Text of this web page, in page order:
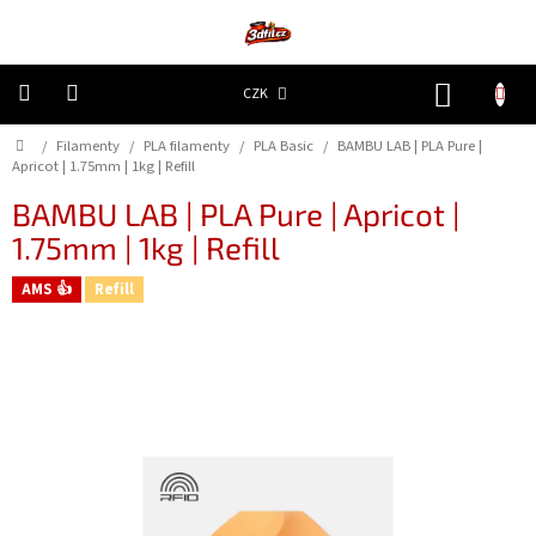
CZK
Tiskárny
Filamenty
Resiny
Domů
/ Filamenty / PLA filamenty / PLA Basic / BAMBU LAB | PLA Pure |
Apricot | 1.75mm | 1kg | Refill
BAMBU LAB | PLA Pure | Apricot |
1.75mm | 1kg | Refill
AMS 👍 Refill